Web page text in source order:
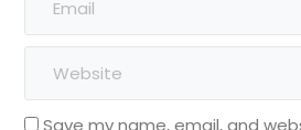
Save my name, email, and